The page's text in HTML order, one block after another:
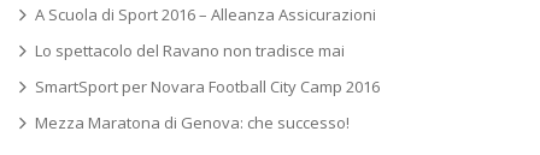
A Scuola di Sport 2016 – Alleanza Assicurazioni
Lo spettacolo del Ravano non tradisce mai
SmartSport per Novara Football City Camp 2016
Mezza Maratona di Genova: che successo!